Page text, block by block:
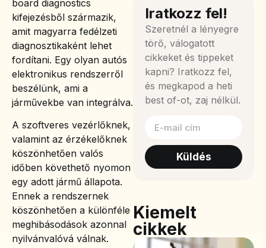
board diagnostics
kifejezésből származik,
amit magyarra fedélzeti
diagnosztikaként lehet
fordítani. Egy olyan autós
elektronikus rendszerről
beszélünk, ami a
járművekbe van integrálva.
A szoftveres vezérlőknek,
valamint az érzékelőknek
köszönhetően valós
időben követhető nyomon
egy adott jármű állapota.
Ennek a rendszernek
köszönhetően a különféle
meghibásodások azonnal
nyilvánvalóvá válnak.
Iratkozz fel!
Szeretnél a lényegre
törő, válogatott
cikkeket és tippeket
kapni? Iratkozz fel,
és megkapod a heti
best of-ot, zaj nélkül.
Küldés
Kiemelt
cikkek